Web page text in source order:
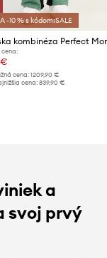
-10 % s kódom:SALE
kombinéza Perfect
cena:
€
cena: 1209,90 €
cena: 839,90 €
a
svoj prvý